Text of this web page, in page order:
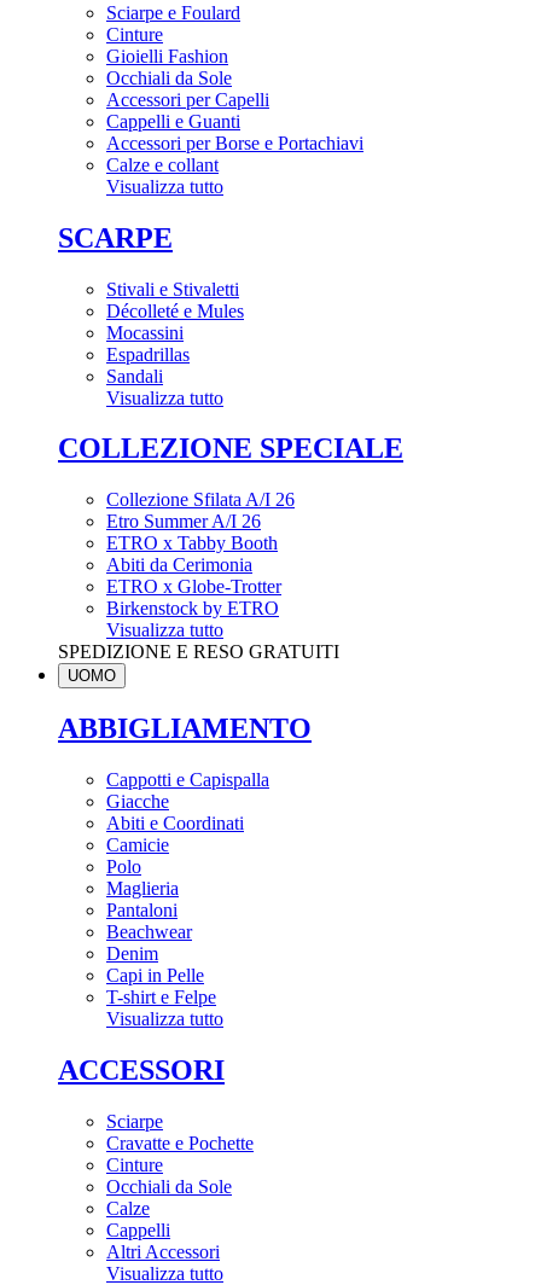
Sciarpe e Foulard
Cinture
Gioielli Fashion
Occhiali da Sole
Accessori per Capelli
Cappelli e Guanti
Accessori per Borse e Portachiavi
Calze e collant
Visualizza tutto
SCARPE
Stivali e Stivaletti
Décolleté e Mules
Mocassini
Espadrillas
Sandali
Visualizza tutto
COLLEZIONE SPECIALE
Collezione Sfilata A/I 26
Etro Summer A/I 26
ETRO x Tabby Booth
Abiti da Cerimonia
ETRO x Globe-Trotter
Birkenstock by ETRO
Visualizza tutto
SPEDIZIONE E RESO GRATUITI
UOMO
ABBIGLIAMENTO
Cappotti e Capispalla
Giacche
Abiti e Coordinati
Camicie
Polo
Maglieria
Pantaloni
Beachwear
Denim
Capi in Pelle
T-shirt e Felpe
Visualizza tutto
ACCESSORI
Sciarpe
Cravatte e Pochette
Cinture
Occhiali da Sole
Calze
Cappelli
Altri Accessori
Visualizza tutto